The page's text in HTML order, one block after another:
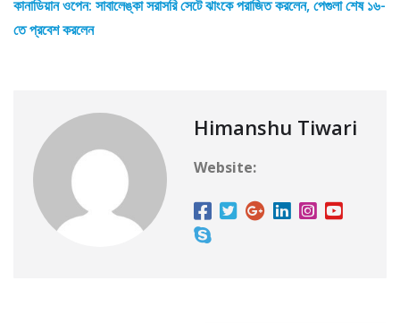
কানাডিয়ান ওপেন: সাবালেঙ্কা সরাসরি সেটে ঝাংকে পরাজিত করলেন, পেগুলা শেষ ১৬-
তে প্রবেশ করলেন
Himanshu Tiwari
Website: